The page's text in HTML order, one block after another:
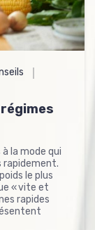
la mode qui
le plus
« vite et
rapides